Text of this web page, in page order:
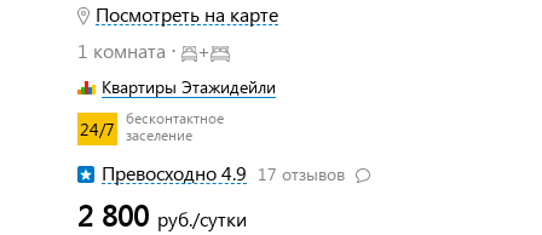
Посмотреть на карте
1 комната ⋅
+
Квартиры Этажидейли
24/7
бесконтактное
заселение
Превосходно 4.9 17 отзывов
2 800 руб./сутки